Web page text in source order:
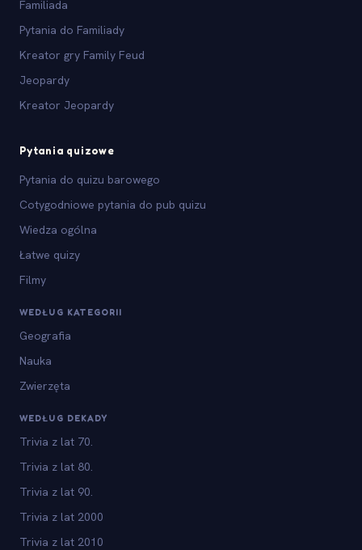
Familiada
Pytania do Familiady
Kreator gry Family Feud
Jeopardy
Kreator Jeopardy
Pytania quizowe
Pytania do quizu barowego
Cotygodniowe pytania do pub quizu
Wiedza ogólna
Łatwe quizy
Filmy
WEDŁUG KATEGORII
Geografia
Nauka
Zwierzęta
WEDŁUG DEKADY
Trivia z lat 70.
Trivia z lat 80.
Trivia z lat 90.
Trivia z lat 2000
Trivia z lat 2010